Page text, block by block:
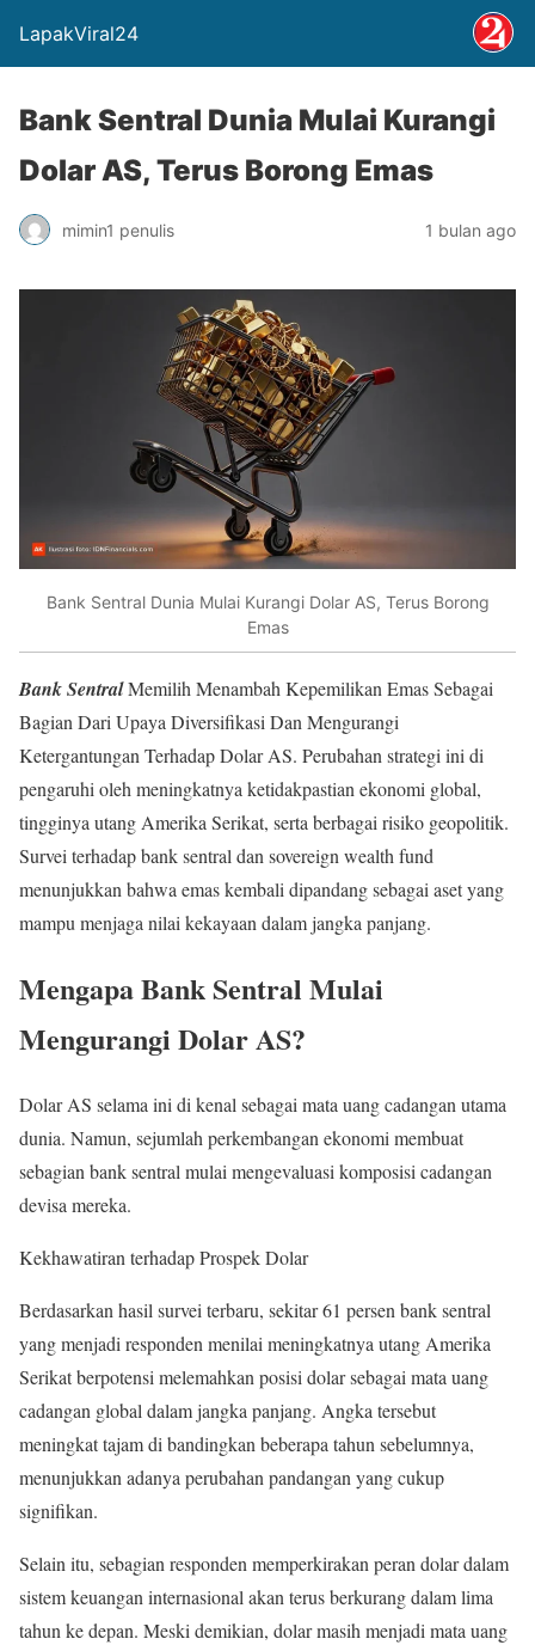
LapakViral24
Bank Sentral Dunia Mulai Kurangi
Dolar AS, Terus Borong Emas
mimin1 penulis 1 bulan ago
Bank Sentral Dunia Mulai Kurangi Dolar AS, Terus Borong
Emas
Bank SentralMemilih Menambah Kepemilikan Emas Sebagai
Bagian Dari Upaya Diversifikasi Dan Mengurangi
Ketergantungan Terhadap Dolar AS. Perubahan strategi ini di
pengaruhi oleh meningkatnya ketidakpastian ekonomi global,
tingginya utang Amerika Serikat, serta berbagai risiko geopolitik.
Survei terhadap bank sentral dan sovereign wealth fund
menunjukkan bahwa emas kembali dipandang sebagai aset yang
mampu menjaga nilai kekayaan dalam jangka panjang.
Mengapa Bank Sentral Mulai
Mengurangi Dolar AS?
Dolar AS selama ini di kenal sebagai mata uang cadangan utama
dunia. Namun, sejumlah perkembangan ekonomi membuat
sebagian bank sentral mulai mengevaluasi komposisi cadangan
devisa mereka.
Kekhawatiran terhadap Prospek Dolar
Berdasarkan hasil survei terbaru, sekitar 61 persen bank sentral
yang menjadi responden menilai meningkatnya utang Amerika
Serikat berpotensi melemahkan posisi dolar sebagai mata uang
cadangan global dalam jangka panjang. Angka tersebut
meningkat tajam di bandingkan beberapa tahun sebelumnya,
menunjukkan adanya perubahan pandangan yang cukup
signifikan.
Selain itu, sebagian responden memperkirakan peran dolar dalam
sistem keuangan internasional akan terus berkurang dalam lima
tahun ke depan. Meski demikian, dolar masih menjadi mata uang